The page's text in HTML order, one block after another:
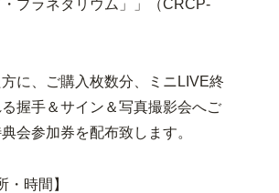
プラネタリウム」」（CRCP-
に、ご購入枚数分、ミニLIVE終
握手＆サイン＆写真撮影会へご
会参加券を配布致します。
・時間】